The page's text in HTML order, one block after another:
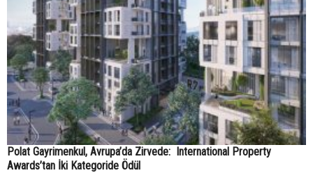
Polat Gayrimenkul, Avrupa’da Zirvede: International Property
Awards’tan İki Kategoride Ödül